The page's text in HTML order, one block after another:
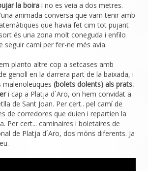
la boira i no es veia a dos metres.
animada conversa que vam tenir amb
que havia fet cim tot pujant
és una zona molt coneguda i enfilo
seguir camí per fer-ne més avia.
planto altre cop a setcases amb
genoll en la darrera part de la baixada, i
malenoleuques (bolets dolents) als prats.
i cap a Platja d´Aro, on hem convidat a
de Sant Joan. Per cert.. pel camí de
de corredores que duien i repartien la
Per cert... caminaires i boletaires de
de Platja d´Aro, dos móns diferents. Ja